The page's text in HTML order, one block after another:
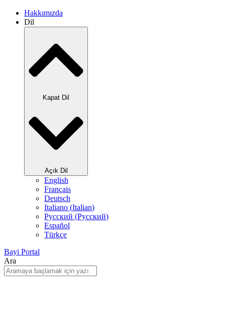
Hakkımızda
Dil
Kapat Dil
Açık Dil
English
Français
Deutsch
Italiano (Italian)
Русский (Pусский)
Español
Türkçe
Bayi Portal
Ara